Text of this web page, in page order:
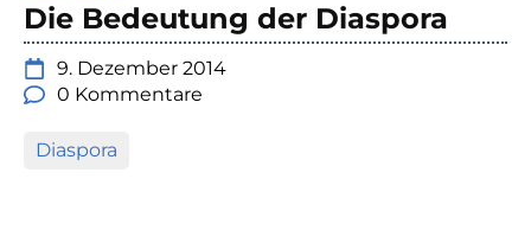
Die Bedeutung der Diaspora
9. Dezember 2014
0 Kommentare
Diaspora